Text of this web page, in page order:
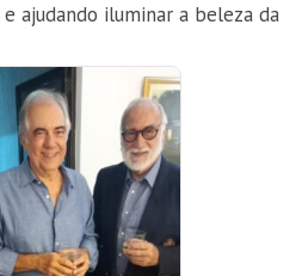
ajudando iluminar a beleza da